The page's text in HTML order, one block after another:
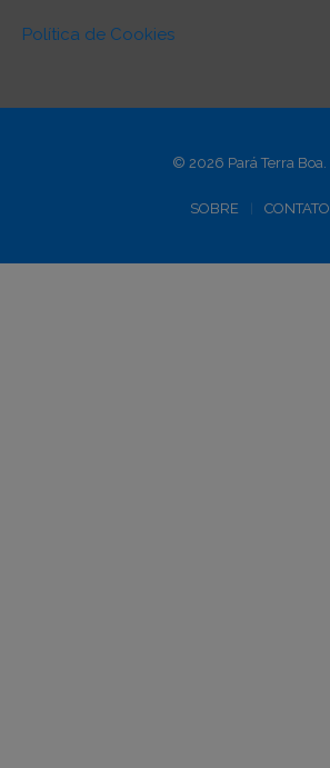
Política de Cookies
© 2026 Pará Terra Boa.
SOBRE CONTATO